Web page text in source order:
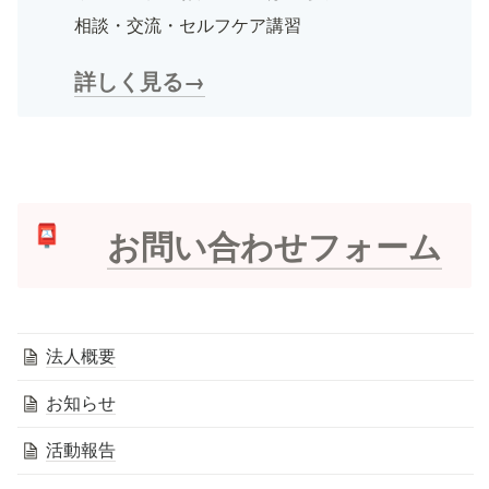
相談・交流・セルフケア講習
詳しく見る→
📮 お問い合わせフォーム
法人概要
お知らせ
活動報告